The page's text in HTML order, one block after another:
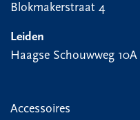
Blokmakerstraat 4
Leiden
Haagse Schouwweg 10A
Accessoires